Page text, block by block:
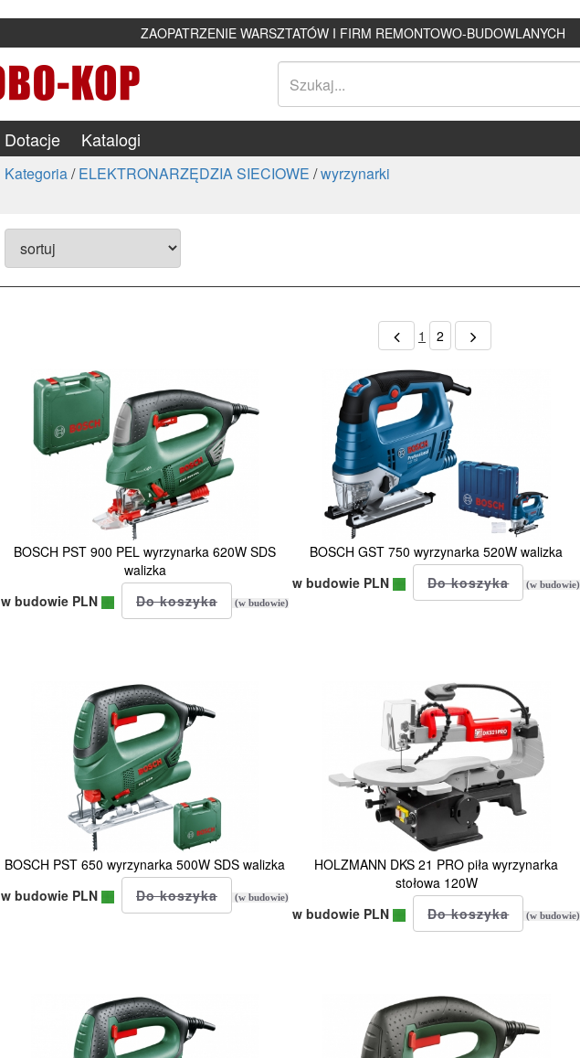
ZAOPATRZENIE WARSZTATÓW I FIRM REMONTOWO-BUDOWLANYCH
Dotacje Katalogi
Kategoria/ELEKTRONARZĘDZIA SIECIOWE /wyrzynarki
1 2
BOSCH PST 900 PEL wyrzynarka 620W SDS
walizka
w budowie PLN
(w budowie)
BOSCH GST 750 wyrzynarka 520W walizka
w budowie PLN
(w budowie)
BOSCH PST 650 wyrzynarka 500W SDS walizka
w budowie PLN
(w budowie)
HOLZMANN DKS 21 PRO piła wyrzynarka
stołowa 120W
w budowie PLN
(w budowie)